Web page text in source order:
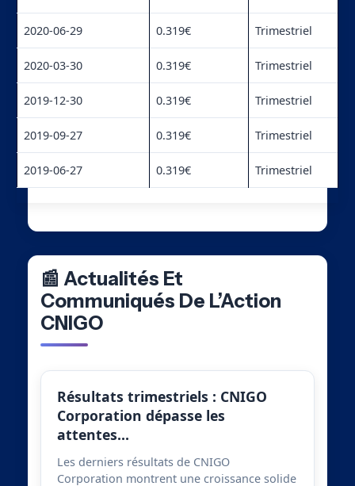
2020-06-29 0.319€ Trimestriel
2020-03-30 0.319€ Trimestriel
2019-12-30 0.319€ Trimestriel
2019-09-27 0.319€ Trimestriel
2019-06-27 0.319€ Trimestriel
📰 Actualités Et
Communiqués De L’Action
CNIGO
Résultats trimestriels : CNIGO
Corporation dépasse les
attentes…
Les derniers résultats de CNIGO
Corporation montrent une croissance solide